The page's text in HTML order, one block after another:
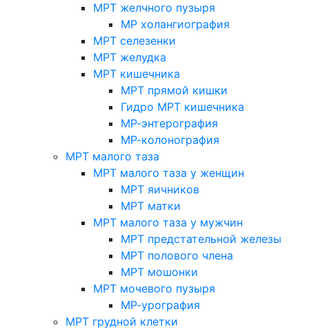
МРТ желчного пузыря
МР холангиография
МРТ селезенки
МРТ желудка
МРТ кишечника
МРТ прямой кишки
Гидро МРТ кишечника
МР-энтерография
МР-колонография
МРТ малого таза
МРТ малого таза у женщин
МРТ яичников
МРТ матки
МРТ малого таза у мужчин
МРТ предстательной железы
МРТ полового члена
МРТ мошонки
МРТ мочевого пузыря
МР-урография
МРТ грудной клетки